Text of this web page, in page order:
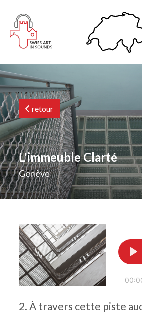
retour
L'immeuble Clarté
Genève
2. À travers cette piste